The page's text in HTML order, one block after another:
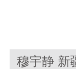
穆宇静 新